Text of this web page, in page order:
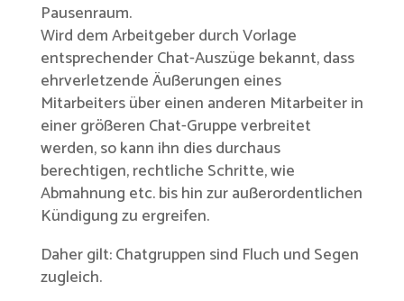
Pausenraum.
Wird dem Arbeitgeber durch Vorlage
entsprechender Chat-Auszüge bekannt, dass
ehrverletzende Äußerungen eines
Mitarbeiters über einen anderen Mitarbeiter in
einer größeren Chat-Gruppe verbreitet
werden, so kann ihn dies durchaus
berechtigen, rechtliche Schritte, wie
Abmahnung etc. bis hin zur außerordentlichen
Kündigung zu ergreifen.
Daher gilt: Chatgruppen sind Fluch und Segen
zugleich.